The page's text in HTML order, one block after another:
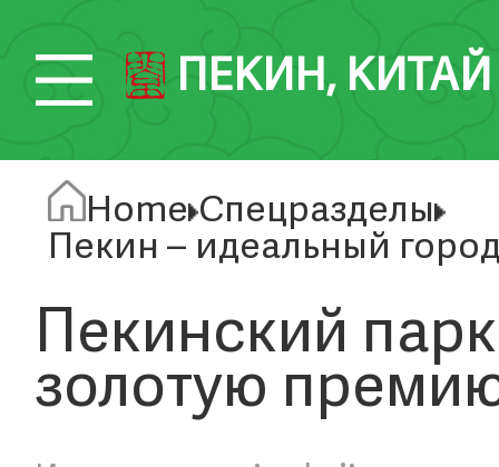
ПЕКИН, КИТАЙ
Home Спецразделы
Пекин – идеальный
Пекинский
золотую